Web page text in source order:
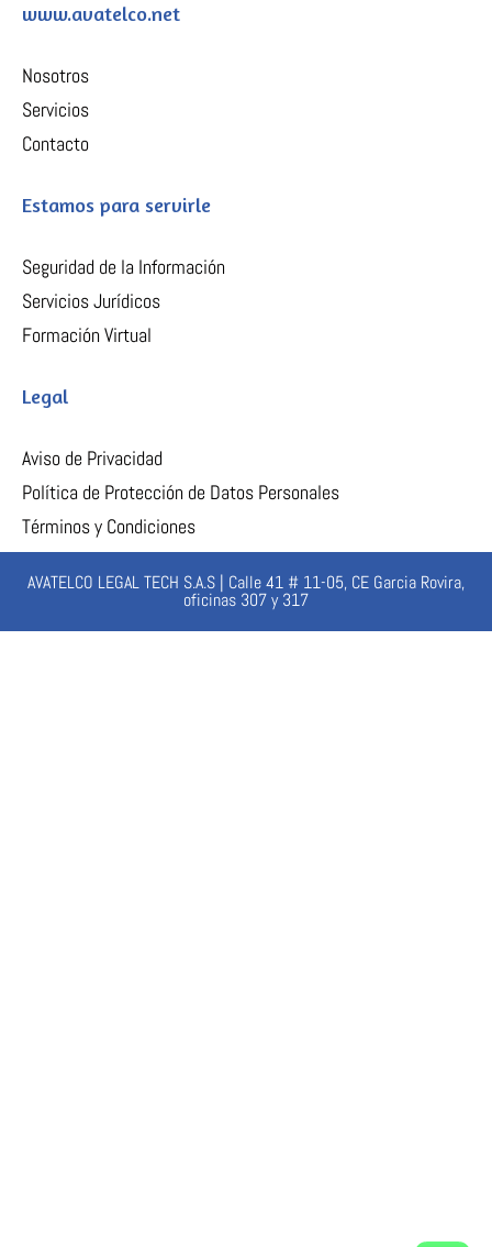
www.avatelco.net
Nosotros
Servicios
Contacto
Estamos para servirle
Seguridad de la Información
Servicios Jurídicos
Formación Virtual
Legal
Aviso de Privacidad
Política de Protección de Datos Personales
Términos y Condiciones
AVATELCO LEGAL TECH S.A.S | Calle 41 # 11-05, CE Garcia Rovira,
oficinas 307 y 317